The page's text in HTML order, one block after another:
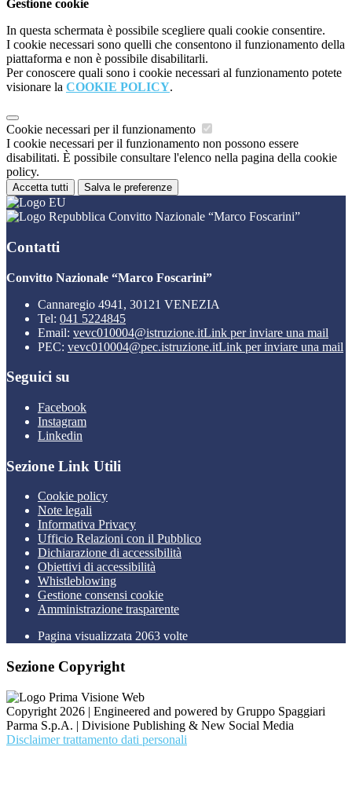
Gestione cookie
In questa schermata è possibile scegliere quali cookie consentire.
I cookie necessari sono quelli che consentono il funzionamento della
piattaforma e non è possibile disabilitarli.
Per conoscere quali sono i cookie necessari al funzionamento potete
visionare la COOKIE POLICY.
Cookie necessari per il funzionamento
I cookie necessari per il funzionamento non possono essere
disabilitati. È possibile consultare l'elenco nella pagina della cookie
policy.
Accetta tutti Salva le preferenze
Convitto Nazionale “Marco Foscarini”
Contatti
Convitto Nazionale “Marco Foscarini”
Cannaregio 4941, 30121 VENEZIA
Tel: 041 5224845
Email: vevc010004@istruzione.itLink per inviare una mail
PEC: vevc010004@pec.istruzione.itLink per inviare una mail
Seguici su
Facebook
Instagram
Linkedin
Sezione Link Utili
Cookie policy
Note legali
Informativa Privacy
Ufficio Relazioni con il Pubblico
Dichiarazione di accessibilità
Obiettivi di accessibilità
Whistleblowing
Gestione consensi cookie
Amministrazione trasparente
Pagina visualizzata 2063 volte
Sezione Copyright
Copyright 2026 | Engineered and powered by Gruppo Spaggiari
Parma S.p.A. | Divisione Publishing & New Social Media
Disclaimer trattamento dati personali